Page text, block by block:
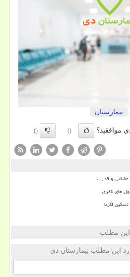
بیمارستان
موافقید؟ ()
()
عضلانی و قدرت
های لاغری
اگزما
این مطلب
این مطلب بیمارستان دی